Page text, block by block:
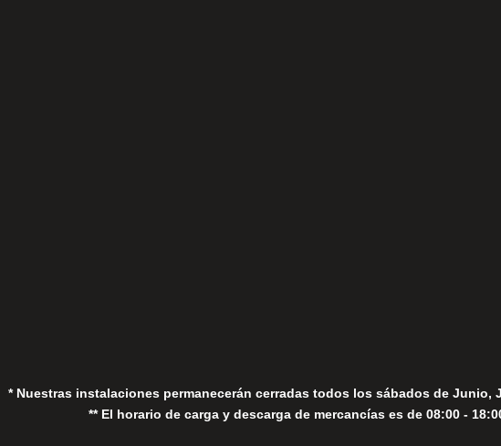
* Nuestras instalaciones permanecerán cerradas todos los sábados de Junio,
** El horario de carga y descarga de mercancías es de 08:00 -